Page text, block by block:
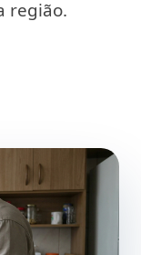
região.